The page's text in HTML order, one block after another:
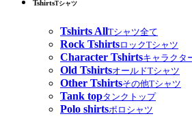
TshirtsTシャツ
Tshirts AllTシャツ全て
Rock TshirtsロックTシャツ
Character Tshirtsキャラクタ
Old TshirtsオールドTシャツ
Other Tshirtsその他Tシャツ
Tank topタンクトップ
Polo shirtsポロシャツ